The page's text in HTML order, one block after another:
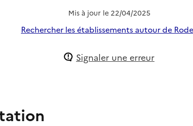
Mis à jour le 22/04/2025
Rechercher les établissements autour de
Signaler une erreur